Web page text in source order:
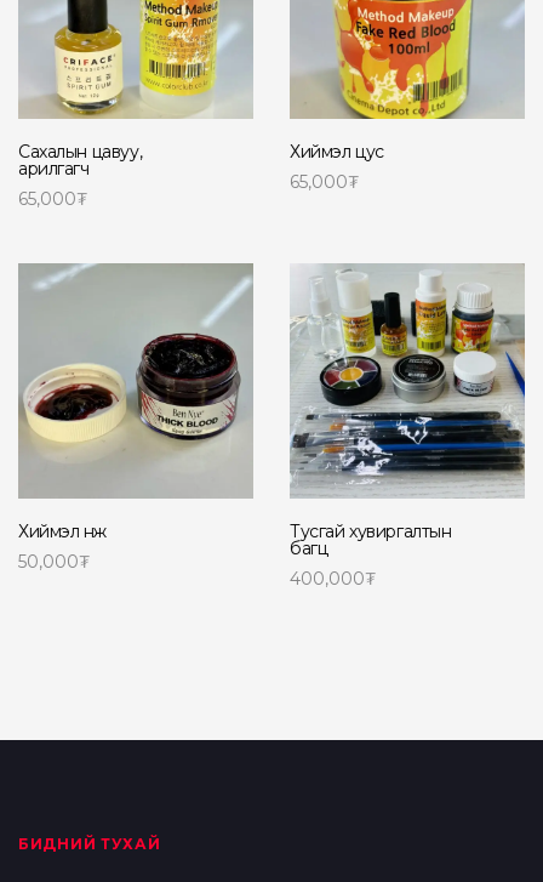
Сахалын цавуу,
арилгагч
65,000₮
Хиймэл цус
65,000₮
Хиймэл нөж
50,000₮
Тусгай хувиргалтын
багц
400,000₮
БИДНИЙ ТУХАЙ